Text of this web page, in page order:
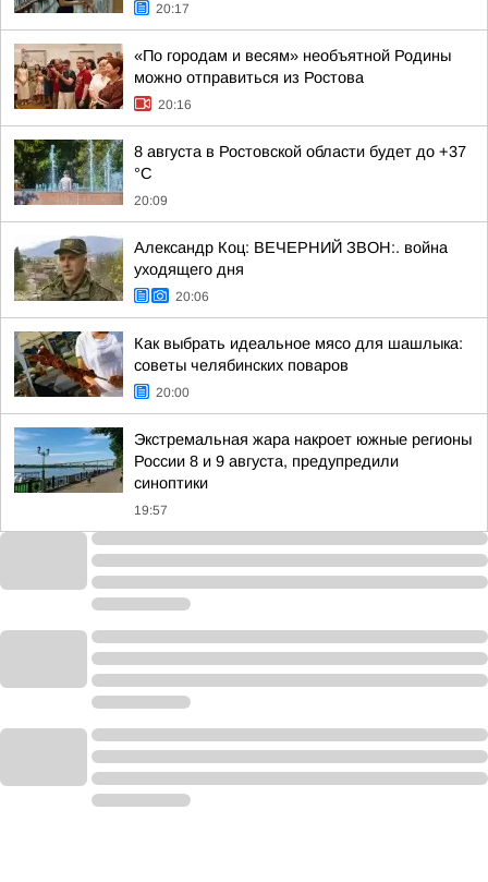
20:17
«По городам и весям» необъятной Родины
можно отправиться из Ростова
20:16
8 августа в Ростовской области будет до +37
°C
20:09
Александр Коц: ВЕЧЕРНИЙ ЗВОН:. война
уходящего дня
20:06
Как выбрать идеальное мясо для шашлыка:
советы челябинских поваров
20:00
Экстремальная жара накроет южные регионы
России 8 и 9 августа, предупредили
синоптики
19:57